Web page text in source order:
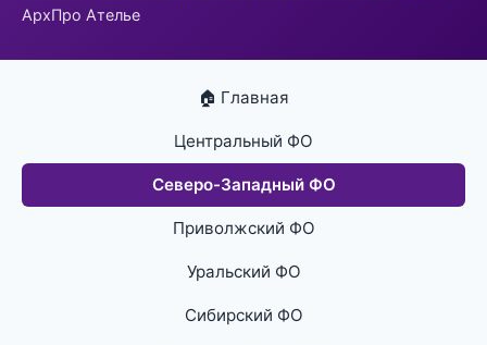
АрхПро Ателье
🏠 Главная
Центральный ФО
Северо-Западный ФО
Приволжский ФО
Уральский ФО
Сибирский ФО